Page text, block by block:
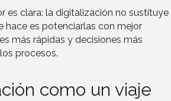
es clara: la digitalización no sustituye
hace es potenciarlas con mejor
más rápidas y decisiones más
procesos.
como un viaje